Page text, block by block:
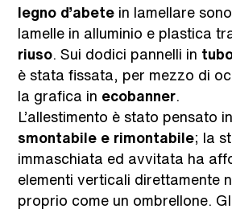
legno d’abete in lamellare
lamelle in alluminio e plastica
riuso . Sui dodici pannelli in
è stata fissata, per mezzo di
la grafica in ecobanner
L’allestimento è stato pensato
smontabile e rimontabile; la
immaschiata ed avvitata ha
elementi verticali direttamente
proprio come un ombrellone.